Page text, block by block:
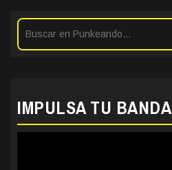
IMPULSA TU BANDA